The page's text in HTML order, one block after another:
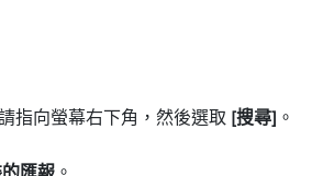
指向螢幕右下角，然後選取 [搜尋] 。
匯報。